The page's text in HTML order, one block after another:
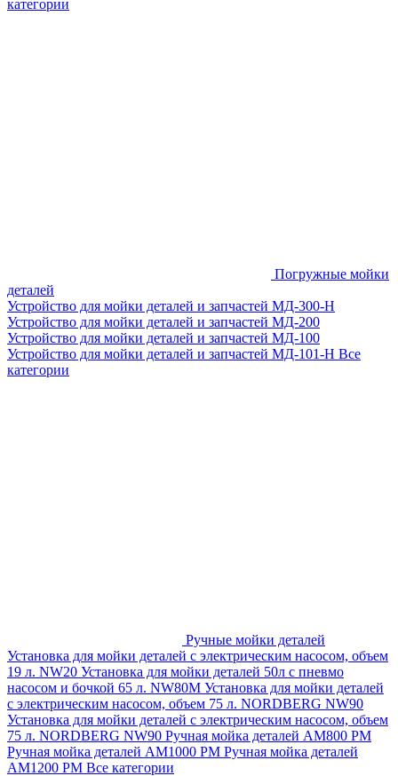
категории
Погружные мойки
деталей
Устройство для мойки деталей и запчастей МД-300-H
Устройство для мойки деталей и запчастей МД-200
Устройство для мойки деталей и запчастей МД-100
Устройство для мойки деталей и запчастей МД-101-Н Все
категории
Ручные мойки деталей
Установка для мойки деталей с электрическим насосом, объем
19 л. NW20 Установка для мойки деталей 50л с пневмо
насосом и бочкой 65 л. NW80M Установка для мойки деталей
с электрическим насосом, объем 75 л. NORDBERG NW90
Установка для мойки деталей с электрическим насосом, объем
75 л. NORDBERG NW90 Ручная мойка деталей АМ800 РМ
Ручная мойка деталей АМ1000 РМ Ручная мойка деталей
АМ1200 РМ Все категории